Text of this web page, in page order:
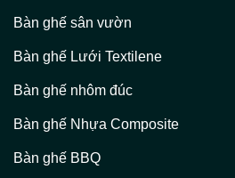
Bàn ghế sân vườn
Bàn ghế Lưới Textilene
Bàn ghế nhôm đúc
Bàn ghế Nhựa Composite
Bàn ghế BBQ